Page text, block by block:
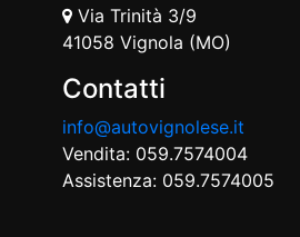
Via Trinità 3/9
41058 Vignola (MO)
Contatti
info@autovignolese.it
Vendita: 059.7574004
Assistenza: 059.7574005